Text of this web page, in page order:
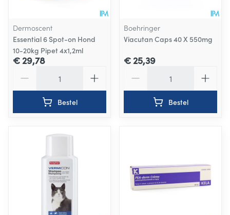
Dermoscent
Essential 6 Spot-on Hond
10-20kg Pipet 4x1,2ml
€ 29,78
Bestel
Boehringer
Viacutan Caps 40 X 550mg
€ 25,39
Bestel